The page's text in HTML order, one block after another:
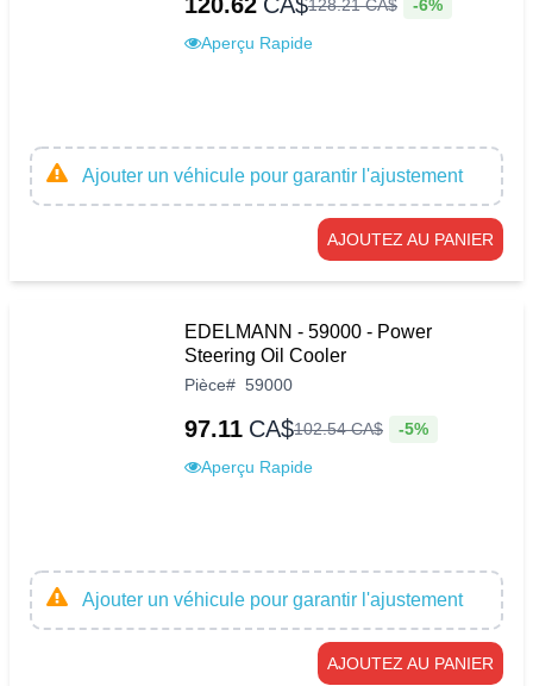
128.21CA$ -6%
Aperçu Rapide
Ajouter un véhicule pour garantir l'ajustement
AJOUTEZ AU PANIER
EDELMANN - 59000 - Power
Steering Oil Cooler
Pièce# 59000
97.11 CA$102.54CA$ -5%
Aperçu Rapide
Ajouter un véhicule pour garantir l'ajustement
AJOUTEZ AU PANIER